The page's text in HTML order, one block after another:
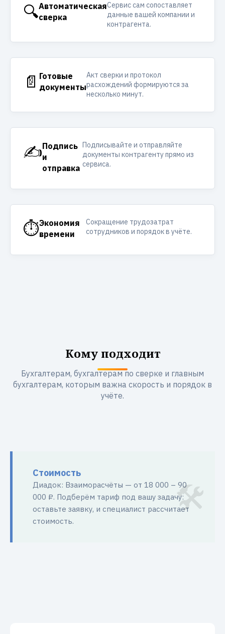
🔍Автоматическая
сверка
Сервис сам сопоставляет
данные вашей компании и
контрагента.
📄 Готовые
документы
Акт сверки и протокол
расхождений формируются за
несколько минут.
✍️Подпись
и
отправка
Подписывайте и отправляйте
документы контрагенту прямо из
сервиса.
⏱️Экономия
времени
Сокращение трудозатрат
сотрудников и порядок в учёте.
Кому подходит
Бухгалтерам, бухгалтерам по сверке и главным
бухгалтерам, которым важна скорость и порядок в
учёте.
Стоимость
Диадок: Взаиморасчёты — от 18 000 – 90
000 ₽. Подберём тариф под вашу задачу:
оставьте заявку, и специалист рассчитает
стоимость.